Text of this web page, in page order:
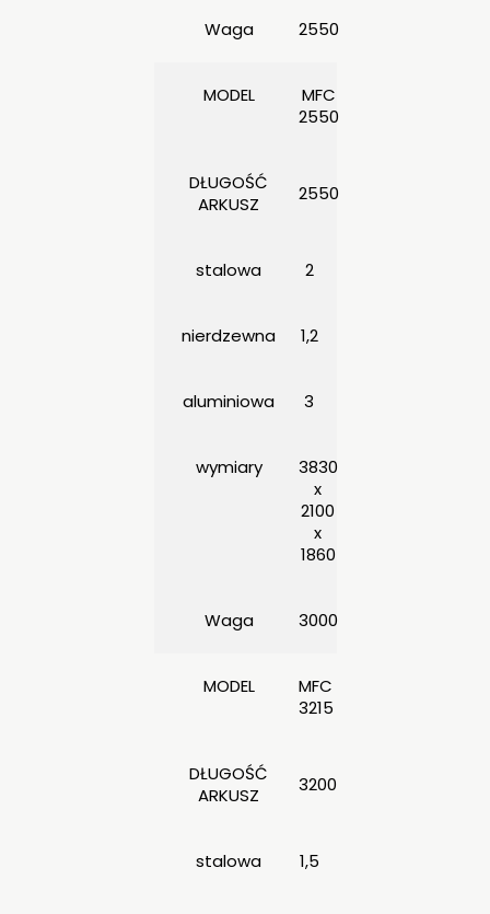
Waga 2550
MODEL
MFC
2550
DŁUGOŚĆ
ARKUSZ
2550
stalowa 2
nierdzewna 1,2
aluminiowa 3
wymiary
3830
x
2100
x
1860
Waga 3000
MODEL
MFC
3215
DŁUGOŚĆ
ARKUSZ
3200
stalowa 1,5